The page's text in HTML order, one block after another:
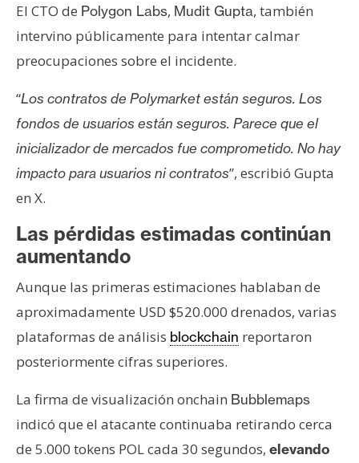
El CTO de Polygon Labs, Mudit Gupta, también
intervino públicamente para intentar calmar
preocupaciones sobre el incidente.
“Los contratos de Polymarket están seguros. Los
fondos de usuarios están seguros. Parece que el
inicializador de mercados fue comprometido. No hay
impacto para usuarios ni contratos”, escribió Gupta
en X.
Las pérdidas estimadas continúan
aumentando
Aunque las primeras estimaciones hablaban de
aproximadamente USD $520.000 drenados, varias
plataformas de análisis blockchain reportaron
posteriormente cifras superiores.
La firma de visualización onchain Bubblemaps
indicó que el atacante continuaba retirando cerca
de 5.000 tokens POL cada 30 segundos, elevando